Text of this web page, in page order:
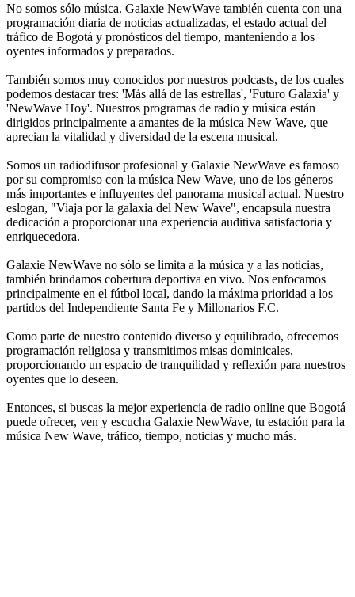
No somos sólo música. Galaxie NewWave también cuenta con una
programación diaria de noticias actualizadas, el estado actual del
tráfico de Bogotá y pronósticos del tiempo, manteniendo a los
oyentes informados y preparados.
También somos muy conocidos por nuestros podcasts, de los cuales
podemos destacar tres: 'Más allá de las estrellas', 'Futuro Galaxia' y
'NewWave Hoy'. Nuestros programas de radio y música están
dirigidos principalmente a amantes de la música New Wave, que
aprecian la vitalidad y diversidad de la escena musical.
Somos un radiodifusor profesional y Galaxie NewWave es famoso
por su compromiso con la música New Wave, uno de los géneros
más importantes e influyentes del panorama musical actual. Nuestro
eslogan, "Viaja por la galaxia del New Wave", encapsula nuestra
dedicación a proporcionar una experiencia auditiva satisfactoria y
enriquecedora.
Galaxie NewWave no sólo se limita a la música y a las noticias,
también brindamos cobertura deportiva en vivo. Nos enfocamos
principalmente en el fútbol local, dando la máxima prioridad a los
partidos del Independiente Santa Fe y Millonarios F.C.
Como parte de nuestro contenido diverso y equilibrado, ofrecemos
programación religiosa y transmitimos misas dominicales,
proporcionando un espacio de tranquilidad y reflexión para nuestros
oyentes que lo deseen.
Entonces, si buscas la mejor experiencia de radio online que Bogotá
puede ofrecer, ven y escucha Galaxie NewWave, tu estación para la
música New Wave, tráfico, tiempo, noticias y mucho más.